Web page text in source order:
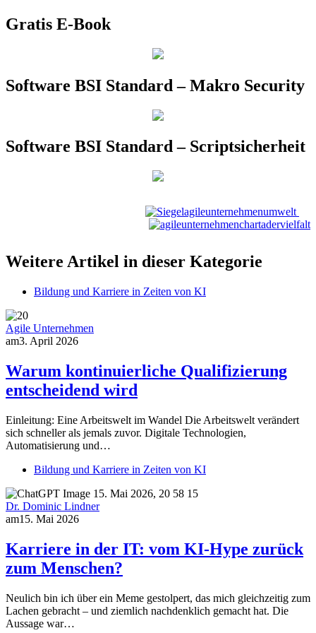
Gratis E-Book
Software BSI Standard – Makro Security
Software BSI Standard – Scriptsicherheit
Weitere Artikel in dieser Kategorie
Bildung und Karriere in Zeiten von KI
Agile Unternehmen
am3. April 2026
Warum kontinuierliche Qualifizierung
entscheidend wird
Einleitung: Eine Arbeitswelt im Wandel Die Arbeitswelt verändert
sich schneller als jemals zuvor. Digitale Technologien,
Automatisierung und…
Bildung und Karriere in Zeiten von KI
Dr. Dominic Lindner
am15. Mai 2026
Karriere in der IT: vom KI-Hype zurück
zum Menschen?
Neulich bin ich über ein Meme gestolpert, das mich gleichzeitig zum
Lachen gebracht – und ziemlich nachdenklich gemacht hat. Die
Aussage war…